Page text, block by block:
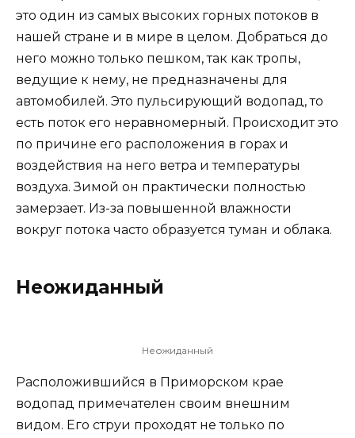
это один из самых высоких горных потоков в
нашей стране и в мире в целом. Добраться до
него можно только пешком, так как тропы,
ведущие к нему, не предназначены для
автомобилей. Это пульсирующий водопад, то
есть поток его неравномерный. Происходит это
по причине его расположения в горах и
воздействия на него ветра и температуры
воздуха. Зимой он практически полностью
замерзает. Из-за повышенной влажности
вокруг потока часто образуется туман и облака.
Неожиданный
Неожиданный
Расположившийся в Приморском крае
водопад примечателен своим внешним
видом. Его струи проходят не только по